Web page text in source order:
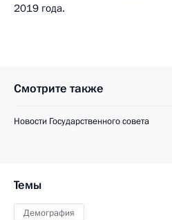
2019 года.
Смотрите также
Новости Государственного совета
Темы
Демография